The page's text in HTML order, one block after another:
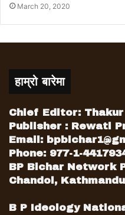
March 20, 2020
हाम्रो बारेमा
Chief Editor:
Publisher : Rewati
Email:
Phone: 977-1-
BP Bichar Network
Chandol,
B P Ideology